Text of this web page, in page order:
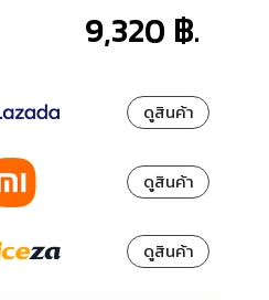
9,320 ฿.
ดูสินค้า
ดูสินค้า
ดูสินค้า